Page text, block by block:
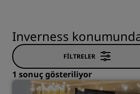
Inverness
FILTRELER
1 sonuç gösteriliyor